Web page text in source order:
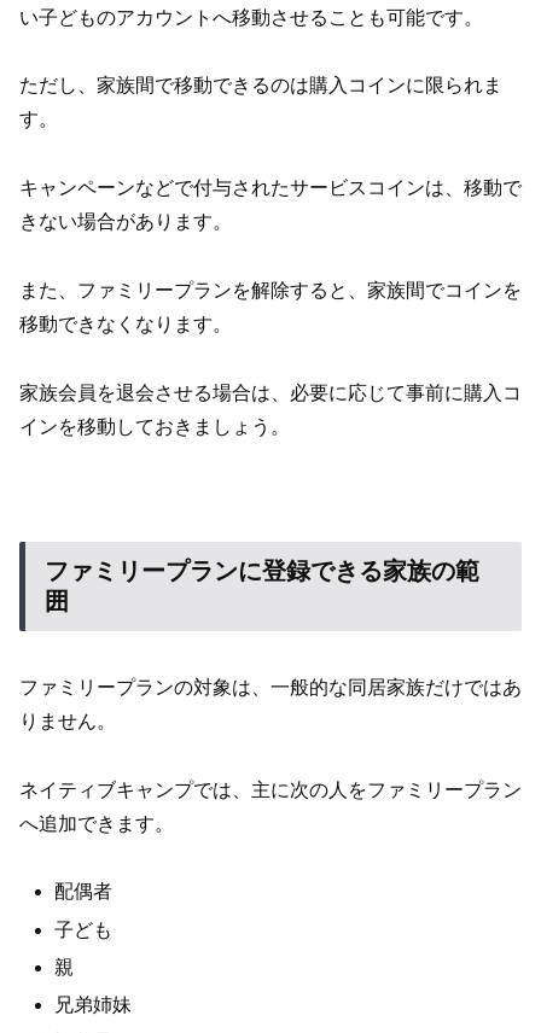
い子どものアカウントへ移動させることも可能です。
ただし、家族間で移動できるのは購入コインに限られま
す。
キャンペーンなどで付与されたサービスコインは、移動で
きない場合があります。
また、ファミリープランを解除すると、家族間でコインを
移動できなくなります。
家族会員を退会させる場合は、必要に応じて事前に購入コ
インを移動しておきましょう。
ファミリープランに登録できる家族の範
囲
ファミリープランの対象は、一般的な同居家族だけではあ
りません。
ネイティブキャンプでは、主に次の人をファミリープラン
へ追加できます。
配偶者
子ども
親
兄弟姉妹